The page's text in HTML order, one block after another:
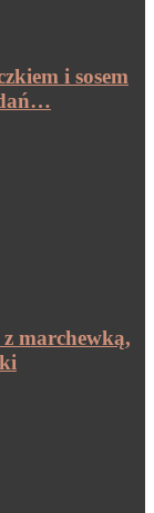
i sosem
marchewką,